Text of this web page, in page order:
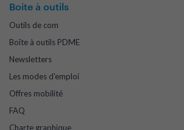
Boite à outils
Outils de com
Boîte à outils PDME
Newsletters
Les modes d'emploi
Offres mobilité
FAQ
Charte graphique